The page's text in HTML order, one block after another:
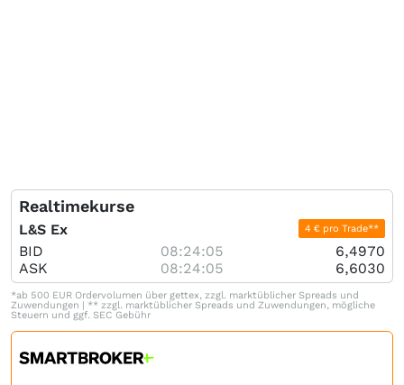
Realtimekurse
L&S Ex 4 € pro Trade**
BID 08:24:05
6,4970
ASK
08:24:05 6,6030
*ab 500 EUR Ordervolumen über gettex, zzgl. marktüblicher Spreads und
Zuwendungen | ** zzgl. marktüblicher Spreads und Zuwendungen, mögliche
Steuern und ggf. SEC Gebühr